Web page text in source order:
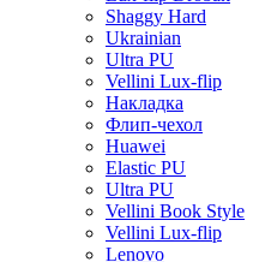
Shaggy Hard
Ukrainian
Ultra PU
Vellini Lux-flip
Накладка
Флип-чехол
Huawei
Elastic PU
Ultra PU
Vellini Book Style
Vellini Lux-flip
Lenovo